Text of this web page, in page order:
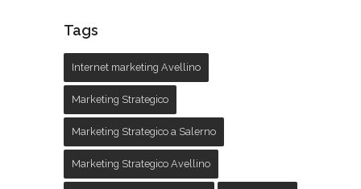
Tags
Internet marketing Avellino
Marketing Strategico
Marketing Strategico a Salerno
Marketing Strategico Avellino